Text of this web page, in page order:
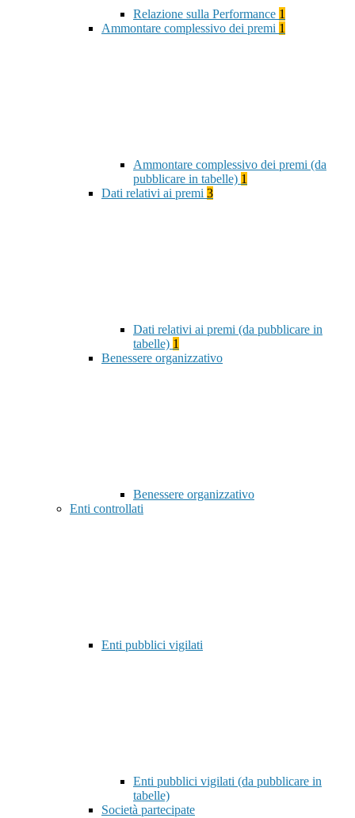
Relazione sulla Performance 1
Ammontare complessivo dei premi 1
Ammontare complessivo dei premi (da
pubblicare in tabelle) 1
Dati relativi ai premi 3
Dati relativi ai premi (da pubblicare in
tabelle) 1
Benessere organizzativo
Benessere organizzativo
Enti controllati
Enti pubblici vigilati
Enti pubblici vigilati (da pubblicare in
tabelle)
Società partecipate